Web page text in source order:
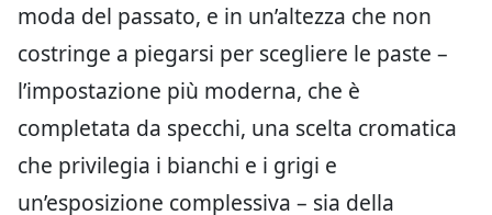
moda del passato, e in un’altezza che non
costringe a piegarsi per scegliere le paste –
l’impostazione più moderna, che è
completata da specchi, una scelta cromatica
che privilegia i bianchi e i grigi e
un’esposizione complessiva – sia della